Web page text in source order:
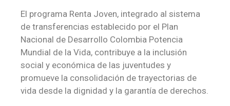
El programa Renta Joven, integrado al sistema
de transferencias establecido por el Plan
Nacional de Desarrollo Colombia Potencia
Mundial de la Vida, contribuye a la inclusión
social y económica de las juventudes y
promueve la consolidación de trayectorias de
vida desde la dignidad y la garantía de derechos.